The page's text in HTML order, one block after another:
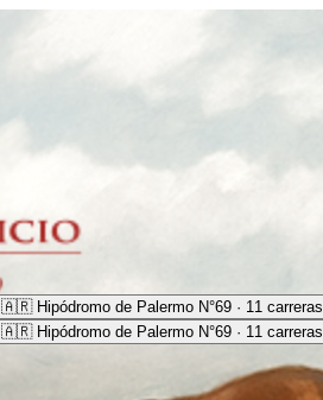
🇦🇷 Hipódromo de Palermo N°69 · 11 carreras
🇦🇷 Hipódromo de Palermo N°69 · 11 carreras